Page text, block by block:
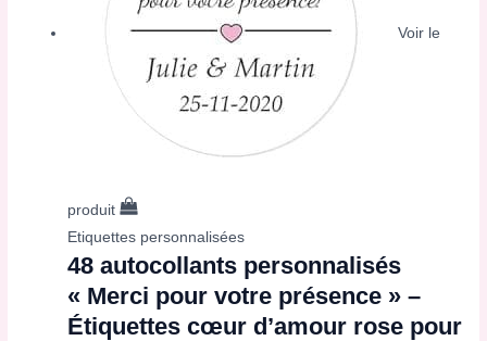
Voir le
produit
Etiquettes personnalisées
48 autocollants personnalisés
« Merci pour votre présence » –
Étiquettes cœur d’amour rose pour